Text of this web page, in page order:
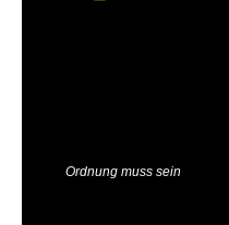
Ordnung muss sein